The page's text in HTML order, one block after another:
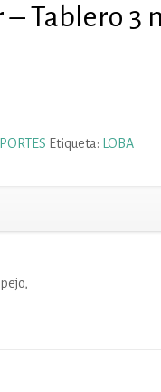
Tablero 3
Etiqueta:
LOBA